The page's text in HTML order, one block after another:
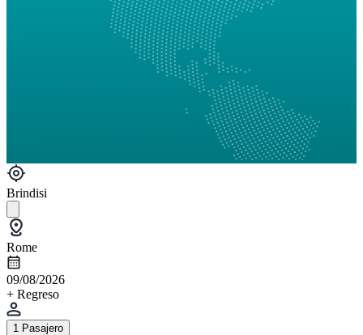
Brindisi
Rome
09/08/2026
+ Regreso
1 Pasajero